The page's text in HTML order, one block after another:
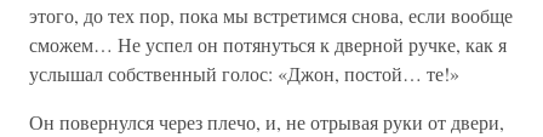
этого, до тех пор, пока мы встретимся снова, если вообще
сможем… Не успел он потянуться к дверной ручке, как я
услышал собственный голос: «Джон, постой… те!»
Он повернулся через плечо, и, не отрывая руки от двери,